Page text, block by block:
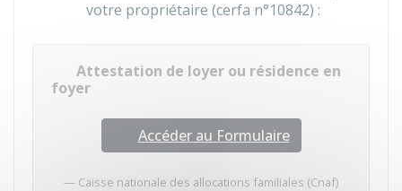
votre propriétaire (cerfa n°10842) :
Attestation de loyer ou résidence en
foyer
Accéder au Formulaire
Caisse nationale des allocations familiales (Cnaf)